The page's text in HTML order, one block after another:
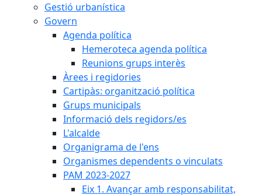
Gestió urbanística
Govern
Agenda política
Hemeroteca agenda política
Reunions grups interès
Àrees i regidories
Cartipàs: organització política
Grups municipals
Informació dels regidors/es
L'alcalde
Organigrama de l'ens
Organismes dependents o vinculats
PAM 2023-2027
Eix 1. Avançar amb responsabilitat,